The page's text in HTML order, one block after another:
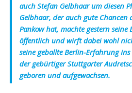
auch Stefan Gelbhaar um diesen
Gelbhaar, der auch gute
Pankow hat, machte gestern seine
öffentlich und wirft dabei wohl
seine geballte Berlin-Erfahrung ins
der gebürtiger Stuttgarter
geboren und aufgewachsen.